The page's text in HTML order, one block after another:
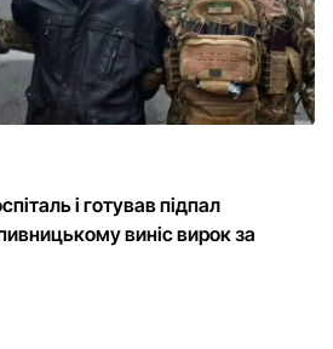
і готував підпал
виніс вирок за